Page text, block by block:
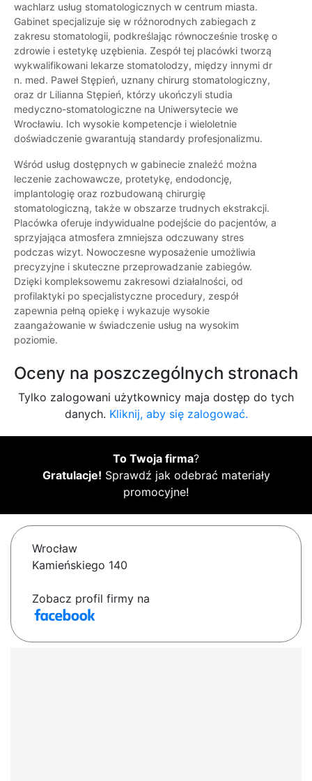
wachlarz usług stomatologicznych w centrum miasta.
Gabinet specjalizuje się w różnorodnych zabiegach z
zakresu stomatologii, podkreślając równocześnie troskę o
zdrowie i estetykę uzębienia. Zespół tej placówki tworzą
wykwalifikowani lekarze stomatolodzy, między innymi dr
n. med. Paweł Stępień, uznany chirurg stomatologiczny,
oraz dr Lilianna Stępień, którzy ukończyli studia
medyczno-stomatologiczne na Uniwersytecie we
Wrocławiu. Ich wysokie kompetencje i wieloletnie
doświadczenie gwarantują standardy profesjonalizmu.
Wśród usług dostępnych w gabinecie znaleźć można
leczenie zachowawcze, protetykę, endodoncję,
implantologię oraz rozbudowaną chirurgię
stomatologiczną, także w obszarze trudnych ekstrakcji.
Placówka oferuje indywidualne podejście do pacjentów, a
sprzyjająca atmosfera zmniejsza odczuwany stres
podczas wizyt. Nowoczesne wyposażenie umożliwia
precyzyjne i skuteczne przeprowadzanie zabiegów.
Dzięki kompleksowemu zakresowi działalności, od
profilaktyki po specjalistyczne procedury, zespół
zapewnia pełną opiekę i wykazuje wysokie
zaangażowanie w świadczenie usług na wysokim
poziomie.
Oceny na poszczególnych stronach
Tylko zalogowani użytkownicy maja dostęp do tych
danych. Kliknij, aby się zalogować.
To Twoja firma?
Gratulacje! Sprawdź jak odebrać materiały
promocyjne!
Wrocław
Kamieńskiego 140
Zobacz profil firmy na